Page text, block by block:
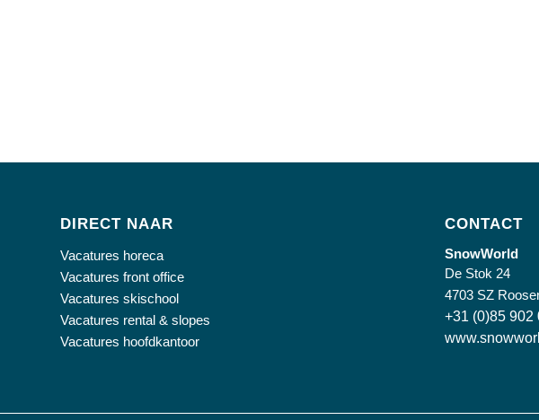
DIRECT NAAR
Vacatures horeca
Vacatures front office
Vacatures skischool
Vacatures rental & slopes
Vacatures hoofdkantoor
CONTACT
SnowWorld
De Stok 24
4703 SZ
+31 (0)85 902